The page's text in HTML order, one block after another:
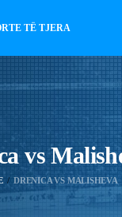
TË TJERA
vs
DRENICA VS MALISHEVA